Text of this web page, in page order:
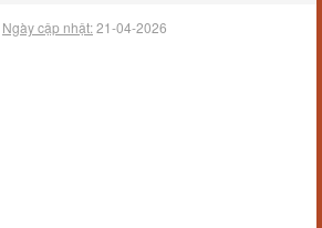
Ngày cập nhật:21-04-2026